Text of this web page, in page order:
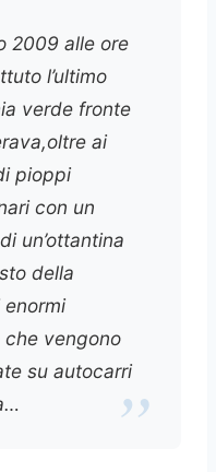
2009 alle ore
l’ultimo
verde fronte
ai
pioppi
con un
un’ottantina
della
vengono
su autocarri